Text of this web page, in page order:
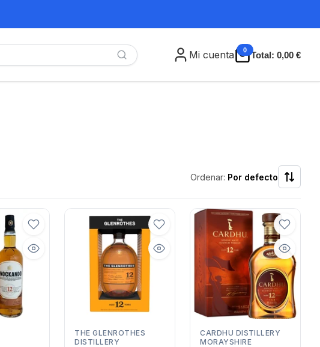
Mi cuenta 0 Total: 0,00 €
Ordenar: Por defecto
THE GLENROTHES
DISTILLERY
CARDHU DISTILLERY
MORAYSHIRE